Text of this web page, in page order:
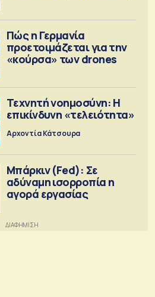
Πώς η Γερμανία
προετοιμάζεται για την
«κούρσα» των drones
Τεχνητή νοημοσύνη: Η
επικίνδυνη «τελειότητα»
Αρχοντία Κάτσουρα
Μπάρκιν (Fed): Σε
αδύναμη ισορροπία η
αγορά εργασίας